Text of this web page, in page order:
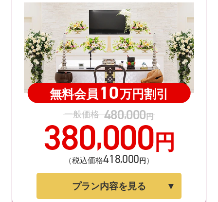
無料会員 10万円割引
一般価格 480,000円
380,000 円
（税込価格418,000 円 ）
プラン内容を見る